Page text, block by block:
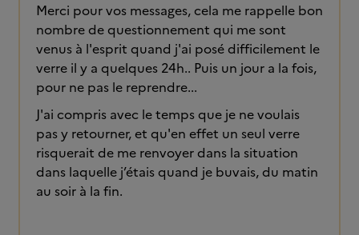
Merci pour vos messages, cela me rappelle bon
nombre de questionnement qui me sont
venus à l'esprit quand j'ai posé difficilement le
verre il y a quelques 24h.. Puis un jour a la fois,
pour ne pas le reprendre...
J'ai compris avec le temps que je ne voulais
pas y retourner, et qu'en effet un seul verre
risquerait de me renvoyer dans la situation
dans laquelle j’étais quand je buvais, du matin
au soir à la fin.